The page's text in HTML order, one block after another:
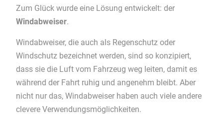
Zum Glück wurde eine Lösung entwickelt: der
Windabweiser.
Windabweiser, die auch als Regenschutz oder
Windschutz bezeichnet werden, sind so konzipiert,
dass sie die Luft vom Fahrzeug weg leiten, damit es
während der Fahrt ruhig und angenehm bleibt. Aber
nicht nur das, Windabweiser haben auch viele andere
clevere Verwendungsmöglichkeiten.